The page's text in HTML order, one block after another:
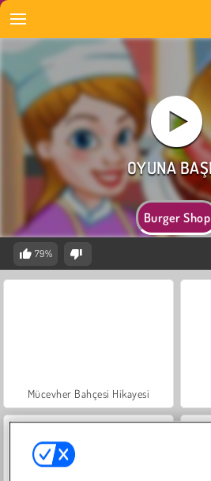
Burger Shop
79%
Mücevher Bahçesi Hikayesi